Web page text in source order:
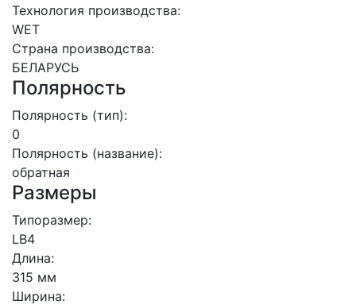
Технология производства:
WET
Страна производства:
БЕЛАРУСЬ
Полярность
Полярность (тип):
0
Полярность (название):
обратная
Размеры
Типоразмер:
LB4
Длина:
315 мм
Ширина: